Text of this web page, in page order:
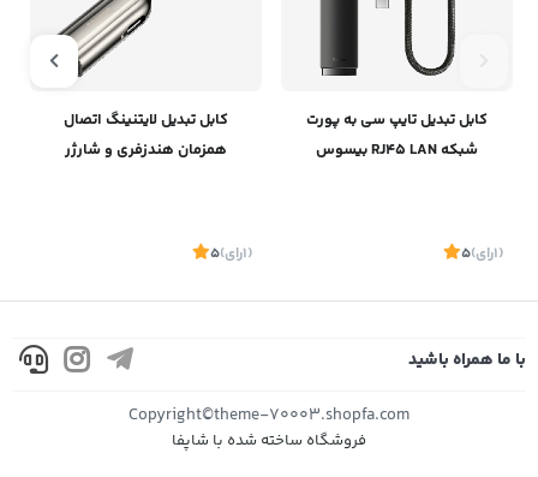
کابل تبدیل تایپ سی به پورت
شبکه RJ45 LAN بیسوس
Rj45 100Mbps WKQX000201
(1 رای)
5
کابل تبدیل لایتنینگ اتصال
همزمان هندزفری و شارژر
(1 رای)
5
با ما همراه باشید
Copyright©theme-70003.shopfa.com
فروشگاه ساخته شده با شاپفا